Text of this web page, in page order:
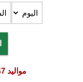
مواليد 1447 كم عمرهم في 1448